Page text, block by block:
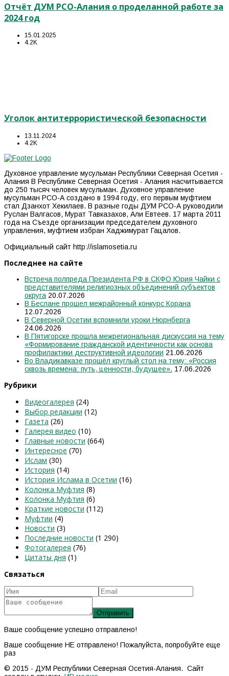
Отчёт ДУМ РСО-Алания о проделанной работе за
2024 год
15.01.2025
4.2K
Уголок антитеррористической безопасности
13.11.2024
4.2K
Духовное управление мусульман Республики Северная Осетия -
Алания В Республике Северная Осетия - Алания насчитывается
до 250 тысяч человек мусульман. Духовное управление
мусульман РСО-А создано в 1994 году, его первым муфтием
стал Дзанхот Хекилаев. В разные годы ДУМ РСО-А руководили
Руслан Валгасов, Мурат Тавказахов, Али Евтеев. 17 марта 2011
года на Съезде организации председателем духовного
управления, муфтием избран Хаджимурат Гацалов.
Официальный сайт http://islamosetia.ru
Последнее на сайте
Встреча полпреда Президента РФ в СКФО Юрия Чайки с
представителями религиозных объединений субъектов
округа 20.07.2026
В Беслане прошел межрайонный конкурс Корана
12.07.2026
В Северной Осетии вспомнили уроки Нюрнберга
24.06.2026
В Пятигорске прошла межрегиональная дискуссия на тему
«Формирование гражданской идентичности как основа
профилактики деструктивной идеологии 21.06.2026
Во Владикавказе прошёл круглый стол на тему: «Россия
сквозь времена: путь, ценности, будущее». 17.06.2026
Рубрики
Видеогалерея (24)
Выбор редакции (12)
Газета (26)
Галерея видео (10)
Главные новости (664)
Интересное (70)
Ислам (30)
История (14)
История Ислама в Осетии (16)
Колонка Муфтия (8)
Колонка Муфтия (6)
Краткие новости (112)
Муфтии (4)
Новости (3)
Последние новости (1 290)
Фотогалерея (76)
Цитаты дня (1)
Связаться
Ваше сообщение успешно отправлено!
Ваше сообщение НЕ отправлено! Пожалуйста, попробуйте еще
раз
© 2015 - ДУМ Республики Северная Осетия-Алания. Сайт